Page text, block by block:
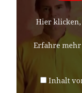
LEICHTER
ANDERE
BHAKTI
SUTRA
58“
VON
YOUTUBE
ANZEIGEN
Hier
Erfahre
Inhalt